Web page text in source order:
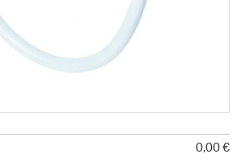
0,00 €